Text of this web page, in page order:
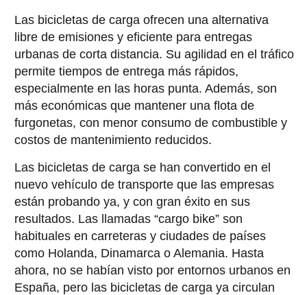
Las bicicletas de carga ofrecen una alternativa
libre de emisiones y eficiente para entregas
urbanas de corta distancia. Su agilidad en el tráfico
permite tiempos de entrega más rápidos,
especialmente en las horas punta. Además, son
más económicas que mantener una flota de
furgonetas, con menor consumo de combustible y
costos de mantenimiento reducidos.
Las bicicletas de carga se han convertido en el
nuevo vehículo de transporte que las empresas
están probando ya, y con gran éxito en sus
resultados. Las llamadas “cargo bike” son
habituales en carreteras y ciudades de países
como Holanda, Dinamarca o Alemania. Hasta
ahora, no se habían visto por entornos urbanos en
España, pero las bicicletas de carga ya circulan